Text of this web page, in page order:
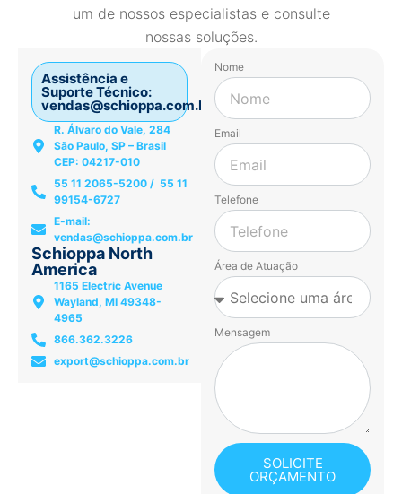
um de nossos especialistas e consulte
nossas soluções.
Assistência e
Suporte Técnico:
vendas@schioppa.com.br
R. Álvaro do Vale, 284
São Paulo, SP – Brasil
CEP: 04217-010
55 11 2065-5200 / 55 11
99154-6727
E-mail:
vendas@schioppa.com.br
Schioppa North
America
1165 Electric Avenue
Wayland, MI 49348-
4965
866.362.3226
export@schioppa.com.br
Nome
Email
Telefone
Área de Atuação
Mensagem
SOLICITE
ORÇAMENTO